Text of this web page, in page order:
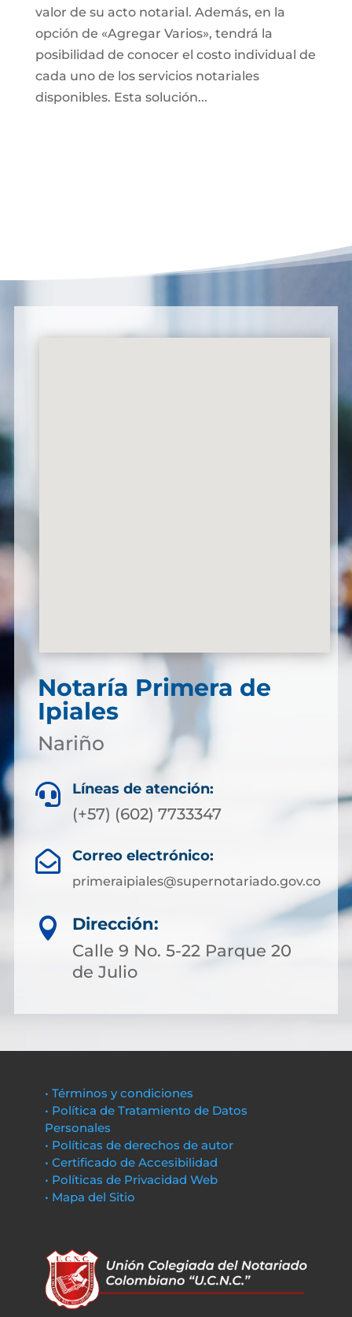
valor de su acto notarial. Además, en la
opción de «Agregar Varios», tendrá la
posibilidad de conocer el costo individual de
cada uno de los servicios notariales
disponibles. Esta solución...
Notaría Primera de
Ipiales
Nariño
 Líneas de atención:
(+57) (602) 7733347
 Correo electrónico:
primeraipiales@supernotariado.gov.co

Dirección:
Calle 9 No. 5-22 Parque 20
de Julio
• Términos y condiciones
• Política de Tratamiento de Datos
Personales
• Políticas de derechos de autor
• Certificado de Accesibilidad
• Políticas de Privacidad Web
• Mapa del Sitio